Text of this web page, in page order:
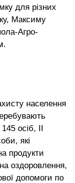
для різних
Максиму
Агро-
населення
осіб, ІІ
які
продукти
оздоровлення,
допомоги по